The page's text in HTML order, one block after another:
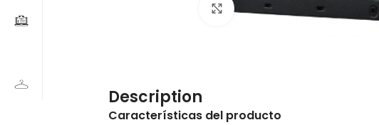
Click to enlarge
Description
Características del producto